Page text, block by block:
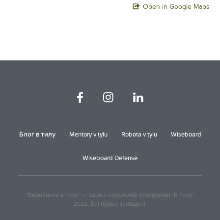
Open in Google Maps
Блог в тилу Mentory v tylu Robota v tylu Wiseboard
Wiseboard Defense
"Виробники в тилу" — один з напрямків платформи "В тилу"
2022. Всі права захищені.